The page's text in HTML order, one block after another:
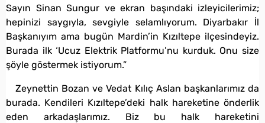
Sayın Sinan Sungur ve ekran başındaki izleyicilerimiz;
hepinizi saygıyla, sevgiyle selamlıyorum. Diyarbakır İl
Başkanıyım ama bugün Mardin’in Kızıltepe ilçesindeyiz.
Burada ilk ‘Ucuz Elektrik Platformu’nu kurduk. Onu size
şöyle göstermek istiyorum.”
Zeynettin Bozan ve Vedat Kılıç Aslan başkanlarımız da
burada. Kendileri Kızıltepe’deki halk hareketine önderlik
eden arkadaşlarımız. Biz bu halk hareketini